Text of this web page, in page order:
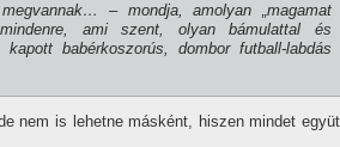
– mondja, amolyan „magamat
ami szent, olyan bámulattal és
babérkoszo­rús, dombor futball-labdás
nem is lehetne másként, hiszen mindet